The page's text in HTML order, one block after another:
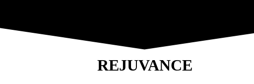
REJUVANCE